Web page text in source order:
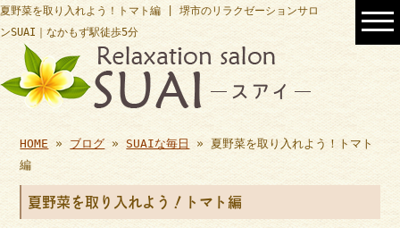
夏野菜を取り入れよう！トマト編 | 堺市のリラクゼーションサロ
ンSUAI｜なかもず駅徒歩5分
HOME » ブログ »SUAIな毎日
» 夏野菜を取り入れよう！トマト
編
夏野菜を取り入れよう！トマト編